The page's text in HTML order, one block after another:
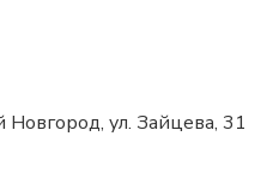
ул. Зайцева, 31